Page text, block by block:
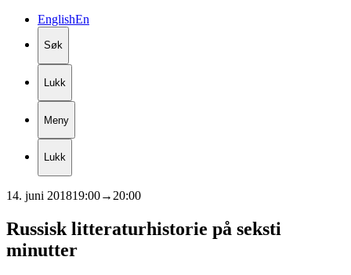
EnglishEn
Søk
Lukk
Meny
Lukk
14. juni 201819:00→ 20:00
Russisk litteraturhistorie på seksti
minutter